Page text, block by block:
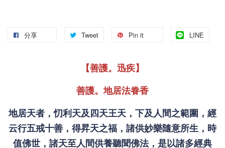
分享 Tweet Pin it LINE
【善護。迅疾】
善護。地居法眷香
地居天者，忉利天及四天王天，下及人間之範圍，經
云行五戒十善，得昇天之福，諸供妙樂隨意所生，時
值佛世，諸天至人間供養聽聞佛法，是以諸多經典